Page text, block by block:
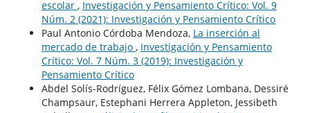
escolar , Investigación y Pensamiento Crítico: Vol. 9
Núm. 2 (2021): Investigación y Pensamiento Crítico
Paul Antonio Córdoba Mendoza, La inserción al
mercado de trabajo , Investigación y Pensamiento
Crítico: Vol. 7 Núm. 3 (2019): Investigación y
Pensamiento Crítico
Abdel Solís-Rodríguez, Félix Gómez Lombana, Dessiré
Champsaur, Estephani Herrera Appleton, Jessibeth